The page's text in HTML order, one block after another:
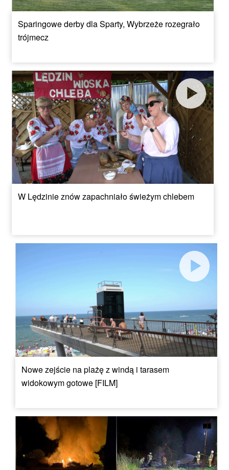
Sparingowe derby dla Sparty, Wybrzeże rozegrało
trójmecz
W Lędzinie znów zapachniało świeżym chlebem
Nowe zejście na plażę z windą i tarasem
widokowym gotowe [FILM]